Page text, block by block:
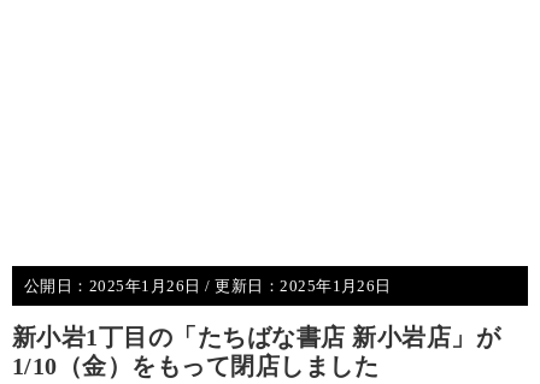
公開日： 2025年1月26日 / 更新日：2025年1月26日
新小岩1丁目の「たちばな書店 新小岩店」が
1/10（金）をもって閉店しました